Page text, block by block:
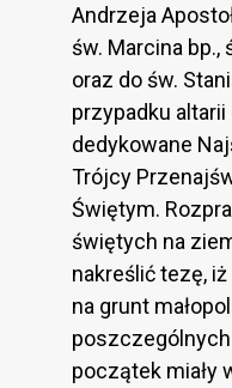
Andrzeja
św. Marcina bp.,
oraz do św.
przypadku altarii
dedykowane
Trójcy
Świętym.
świętych na
nakreślić tezę,
na grunt
początek miały